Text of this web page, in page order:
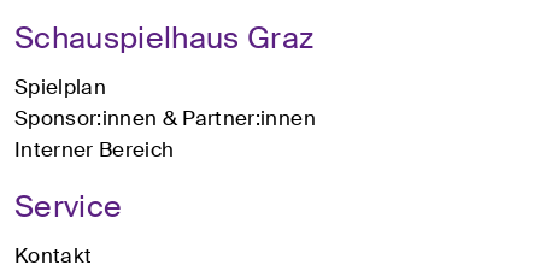
Schauspielhaus Graz
Spielplan
Sponsor:innen & Partner:innen
Interner Bereich
Service
Kontakt